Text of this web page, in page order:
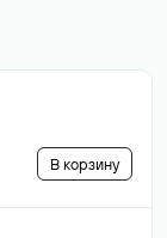
В корзину